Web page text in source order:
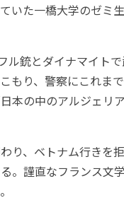
いた一橋大学のゼミ
銃とダイナマイトで
もり、警察にこれま
本の中のアルジェリ
り、ベトナム行きを
。謹直なフランス文